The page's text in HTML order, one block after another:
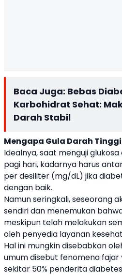
Baca Juga: Bebas
Karbohidrat Sehat:
Darah Stabil
Mengapa Gula Darah
Idealnya, saat menguji
pagi hari, kadarnya harus
per desiliter (mg/dL) jika
dengan baik.
Namun seringkali, seseorang
sendiri dan menemukan
meskipun telah melakukan
oleh penyedia layanan
Hal ini mungkin disebabkan
umum disebut fenomena
sekitar 50% penderita